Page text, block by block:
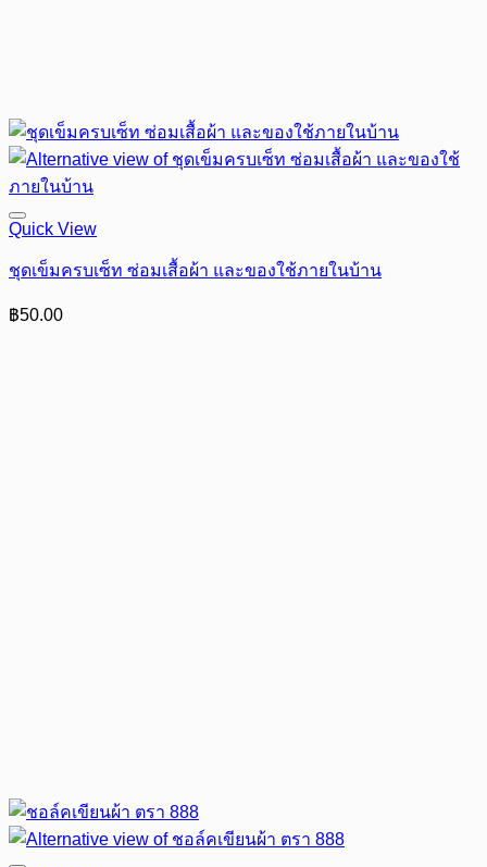
Quick View
ชุดเข็มครบเซ็ท ซ่อมเสื้อผ้า และของใช้ภายในบ้าน
฿50.00